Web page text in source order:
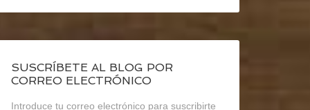
SUSCRÍBETE AL BLOG POR
CORREO ELECTRÓNICO
Introduce tu correo electrónico para suscribirte